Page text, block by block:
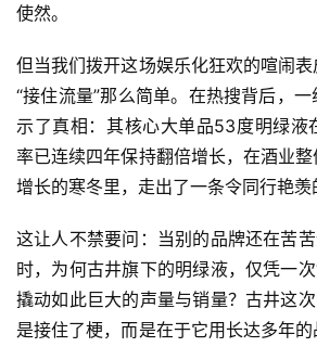
使然。
但当我们拨开这场娱乐化狂欢的喧闹
“接住流量”那么简单。在热搜背后，
示了真相：其核心大单品53度明绿液
率已连续四年保持翻倍增长，在酒业
增长的寒冬里，走出了一条令同行艳羡
这让人不禁要问：当别的品牌还在苦
时，为何古井旗下的明绿液，仅凭一
撬动如此巨大的声量与销量？古井这
是接住了梗，而是在于它用长达多年